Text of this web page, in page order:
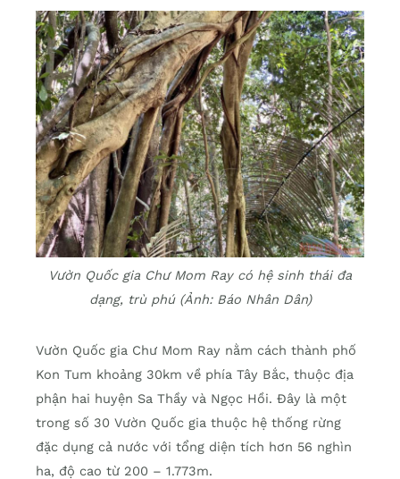
Vườn Quốc gia Chư Mom Ray có hệ sinh thái đa
dạng, trù phú (Ảnh: Báo Nhân Dân)
Vườn Quốc gia Chư Mom Ray nằm cách thành phố
Kon Tum khoảng 30km về phía Tây Bắc, thuộc địa
phận hai huyện Sa Thầy và Ngọc Hồi. Đây là một
trong số 30 Vườn Quốc gia thuộc hệ thống rừng
đặc dụng cả nước với tổng diện tích hơn 56 nghìn
ha, độ cao từ 200 – 1.773m.